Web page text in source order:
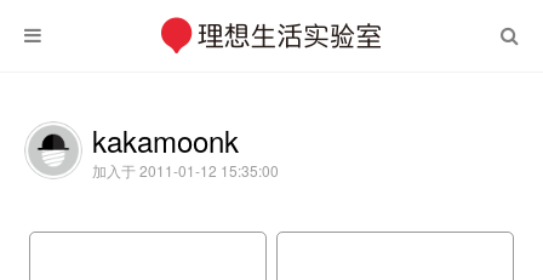
kakamoonk
加入于 2011-01-12 15:35:00